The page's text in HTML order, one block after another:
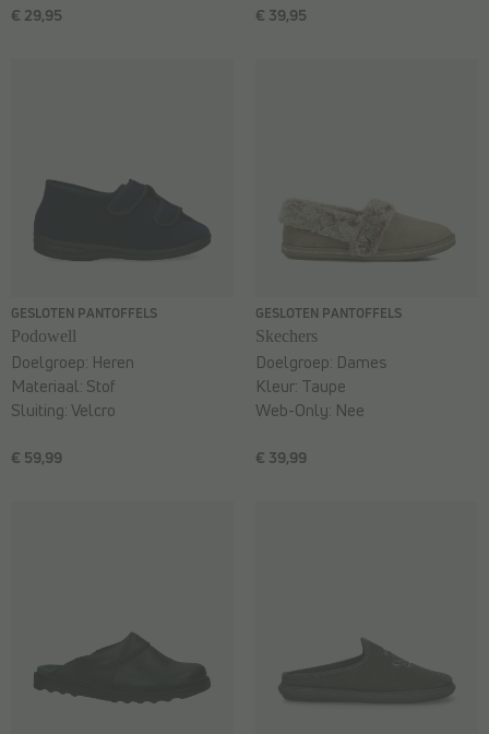
€ 29,95 € 39,95
GESLOTEN PANTOFFELS
Podowell
€ 59,99
Doelgroep: Heren
Materiaal: Stof
Sluiting:Velcro
GESLOTEN PANTOFFELS
Skechers
€ 39,99
Doelgroep: Dames
Kleur: Taupe
Web-Only: Nee